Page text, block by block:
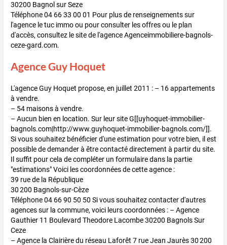
30200 Bagnol sur Seze
Téléphone 04 66 33 00 01 Pour plus de renseignements sur
l'agence le tuc immo ou pour consulter les offres ou le plan
d'accès, consultez le site de l'agence Agenceimmobiliere-bagnols-
ceze-gard.com.
Agence Guy Hoquet
L'agence Guy Hoquet propose, en juillet 2011 : – 16 appartements
à vendre.
– 54 maisons à vendre.
– Aucun bien en location. Sur leur site G[[uyhoquet-immobilier-
bagnols.com|http://www.guyhoquet-immobilier-bagnols.com/]].
Si vous souhaitez bénéficier d'une estimation pour votre bien, il est
possible de demander à être contacté directement à partir du site.
Il suffit pour cela de compléter un formulaire dans la partie
"estimations" Voici les coordonnées de cette agence :
39 rue de la République
30 200 Bagnols-sur-Cèze
Téléphone 04 66 90 50 50 Si vous souhaitez contacter d'autres
agences sur la commune, voici leurs coordonnées : – Agence
Gauthier 11 Boulevard Theodore Lacombe 30200 Bagnols Sur
Ceze
– Agence la Clairière du réseau Laforêt 7 rue Jean Jaurès 30 200